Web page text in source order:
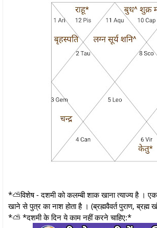
*⛅विशेष - दशमी को कलम्बी शाक खाना त्याज्य है ।
खाने से पुत्र का नाश होता है । (ब्रह्मवैवर्त पुराण,
*⛅ *दशमी के दिन ये काम नहीं करने चाहिए:*